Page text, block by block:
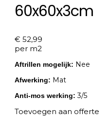
60x60x3cm
€ 52,99
per m2
Aftrillen mogelijk: Nee
Afwerking: Mat
Anti-mos werking: 3/5
Toevoegen aan offerte